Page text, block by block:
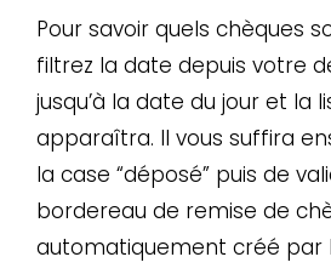
Pour savoir quels chèques
filtrez la date depuis votre
jusqu’à la date du jour et la
apparaîtra. Il vous suffira
la case “déposé” puis de
bordereau de remise de
automatiquement créé par